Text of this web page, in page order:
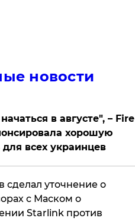
новости
в августе", – Fire
хорошую
для всех украинцев
сделал уточнение о
с Маском о
Starlink против